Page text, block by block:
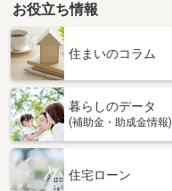
お役立ち情報
住まいのコラム
暮らしのデータ
(補助金・助成金情報)
住宅ローン